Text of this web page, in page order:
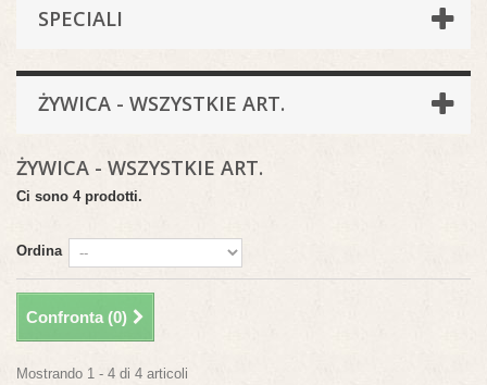
SPECIALI
ŻYWICA - WSZYSTKIE ART.
ŻYWICA - WSZYSTKIE ART.
Ci sono 4 prodotti.
Ordina
Confronta (0)
Mostrando 1 - 4 di 4 articoli